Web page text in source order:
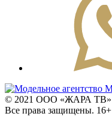
© 2021 ООО «ЖАРА ТВ»
Все права защищены. 16+